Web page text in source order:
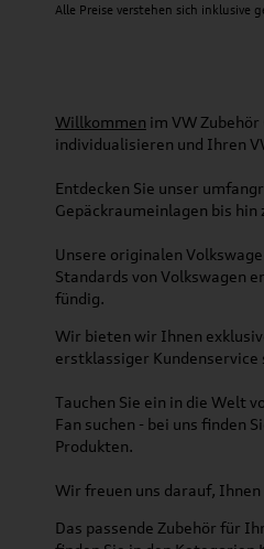
Alle Preise verstehen sich inklusive
Willkommen im VW
individualisieren und Ihren
Entdecken Sie unser
Gepäckraumeinlagen bis
Unsere originalen
Standards von Volkswagen
fündig.
Wir bieten wir Ihnen
erstklassiger Kundenservice
Tauchen Sie ein in die Welt
Fan suchen - bei uns finden
Produkten.
Wir freuen uns darauf,
Das passende Zubehör für